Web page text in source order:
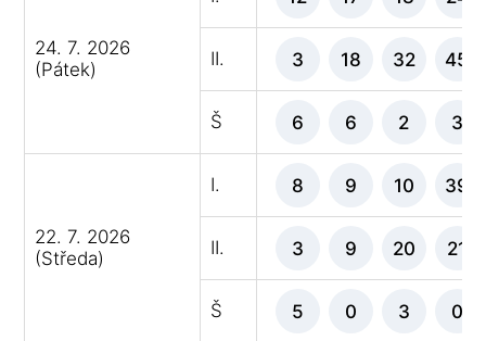
24. 7. 2026
(Pátek)
II. 3 18 32 45
Š 6 6 2 3
22. 7. 2026
(Středa)
I. 8 9 10 39
II. 3 9 20 21
Š 5 0 3 0